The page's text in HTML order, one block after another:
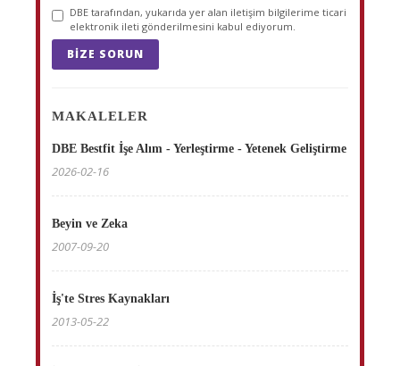
DBE tarafından, yukarıda yer alan iletişim bilgilerime ticari
elektronik ileti gönderilmesini kabul ediyorum.
BIZE SORUN
MAKALELER
DBE Bestfit İşe Alım - Yerleştirme - Yetenek Geliştirme
2026-02-16
Beyin ve Zeka
2007-09-20
İş'te Stres Kaynakları
2013-05-22